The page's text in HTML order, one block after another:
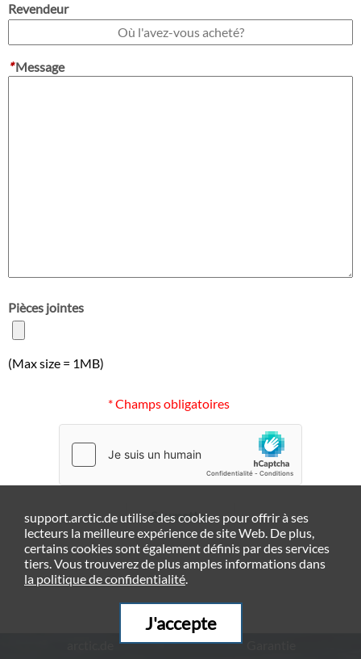
Revendeur
*Message
Pièces jointes
(Max size = 1MB)
* Champs obligatoires
Soumettre
support.arctic.de utilise des cookies pour offrir à ses
lecteurs la meilleure expérience de site Web. De plus,
certains cookies sont également définis par des services
tiers. Vous trouverez de plus amples informations dans
la politique de confidentialité.
J'accepte